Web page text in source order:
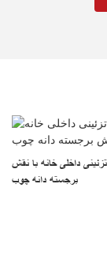
داخلی خانه با نقش
برجسته دانه چوب